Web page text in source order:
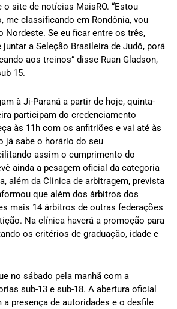
o site de notícias MaisRO. “Estou
me classificando em Rondônia, vou
Nordeste. Se eu ficar entre os três,
a Seleção Brasileira de Judô, porá
aos treinos” disse Ruan Gladson,
15.
à Ji-Paraná a partir de hoje, quinta-
participam do credenciamento
às 11h com os anfitriões e vai até às
já sabe o horário do seu
assim o cumprimento do
ainda a pesagem oficial da categoria
além da Clinica de arbitragem, prevista
que além dos árbitros dos
mais 14 árbitros de outras federações
Na clínica haverá a promoção para
os critérios de graduação, idade e
no sábado pela manhã com a
sub-13 e sub-18. A abertura oficial
presença de autoridades e o desfile